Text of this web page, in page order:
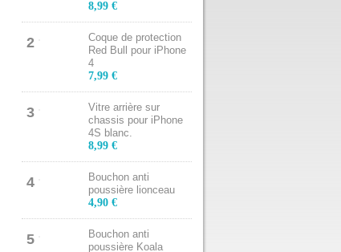
8,99 €
2
Coque de protection
Red Bull pour iPhone
4
7,99 €
3
Vitre arrière sur
chassis pour iPhone
4S blanc.
8,99 €
4
Bouchon anti
poussière lionceau
4,90 €
5
Bouchon anti
poussière Koala